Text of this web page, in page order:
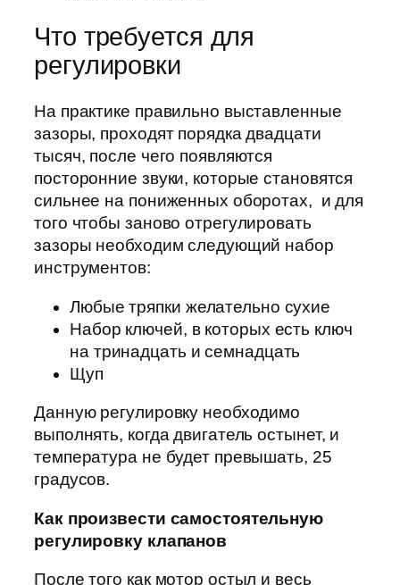
Что требуется для
регулировки
На практике правильно выставленные
зазоры, проходят порядка двадцати
тысяч, после чего появляются
посторонние звуки, которые становятся
сильнее на пониженных оборотах, и для
того чтобы заново отрегулировать
зазоры необходим следующий набор
инструментов:
Любые тряпки желательно сухие
Набор ключей, в которых есть ключ
на тринадцать и семнадцать
Щуп
Данную регулировку необходимо
выполнять, когда двигатель остынет, и
температура не будет превышать, 25
градусов.
Как произвести самостоятельную
регулировку клапанов
После того как мотор остыл и весь